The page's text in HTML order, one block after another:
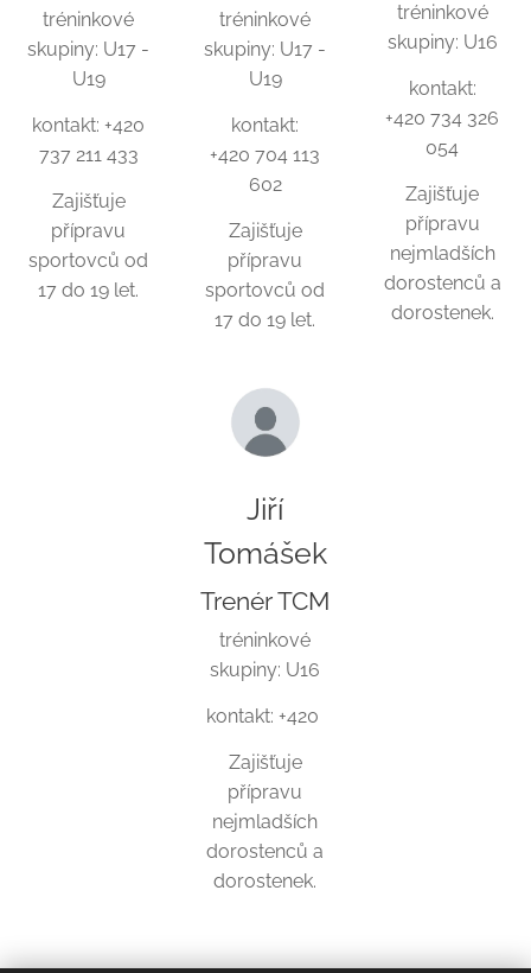
tréninkové
skupiny: U17 -
U19
kontakt: +420
737 211 433
Zajišťuje
přípravu
sportovců od
17 do 19 let.
tréninkové
skupiny: U17 -
U19
kontakt:
+420 704 113
602
Zajišťuje
přípravu
sportovců od
17 do 19 let.
tréninkové
skupiny: U16
kontakt:
+420 734 326
054
Zajišťuje
přípravu
nejmladších
dorostenců a
dorostenek.
Jiří
Tomášek
Trenér TCM
tréninkové
skupiny: U16
kontakt: +420
Zajišťuje
přípravu
nejmladších
dorostenců a
dorostenek.